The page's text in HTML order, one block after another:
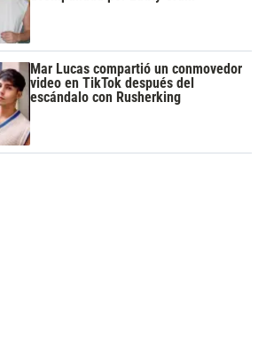
Mar Lucas compartió un conmovedor
video en TikTok después del
escándalo con Rusherking